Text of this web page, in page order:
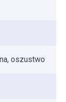
oszustwo